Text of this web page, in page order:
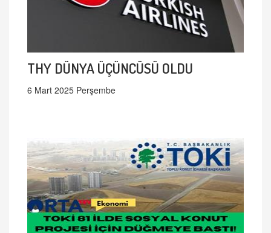
THY DÜNYA ÜÇÜNCÜSÜ OLDU
6 Mart 2025 Perşembe